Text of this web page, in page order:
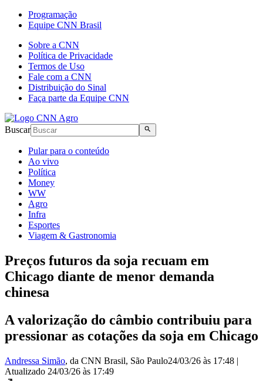
Programação
Equipe CNN Brasil
Sobre a CNN
Política de Privacidade
Termos de Uso
Fale com a CNN
Distribuição do Sinal
Faça parte da Equipe CNN
Buscar
Pular para o conteúdo
Ao vivo
Política
Money
WW
Agro
Infra
Esportes
Viagem & Gastronomia
Preços futuros da soja recuam em
Chicago diante de menor demanda
chinesa
A valorização do câmbio contribuiu para
pressionar as cotações da soja em Chicago
Andressa Simão, da CNN Brasil, São Paulo24/03/26 às 17:48 |
Atualizado 24/03/26 às 17:49